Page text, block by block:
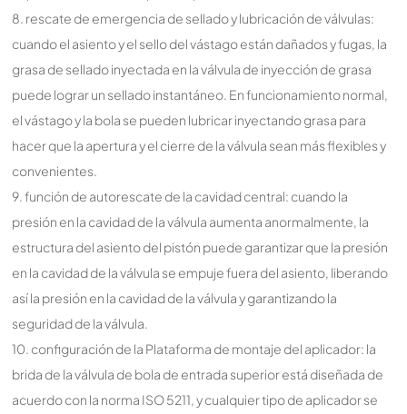
8. rescate de emergencia de sellado y lubricación de válvulas:
cuando el asiento y el sello del vástago están dañados y fugas, la
grasa de sellado inyectada en la válvula de inyección de grasa
puede lograr un sellado instantáneo. En funcionamiento normal,
el vástago y la bola se pueden lubricar inyectando grasa para
hacer que la apertura y el cierre de la válvula sean más flexibles y
convenientes.
9. función de autorescate de la cavidad central: cuando la
presión en la cavidad de la válvula aumenta anormalmente, la
estructura del asiento del pistón puede garantizar que la presión
en la cavidad de la válvula se empuje fuera del asiento, liberando
así la presión en la cavidad de la válvula y garantizando la
seguridad de la válvula.
10. configuración de la Plataforma de montaje del aplicador: la
brida de la válvula de bola de entrada superior está diseñada de
acuerdo con la norma ISO 5211, y cualquier tipo de aplicador se